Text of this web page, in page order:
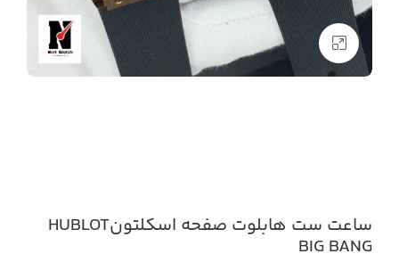
بزرگنمایی تصویر
ساعت ست هابلوت صفحه اسکلتونHUBLOT
BIG BANG